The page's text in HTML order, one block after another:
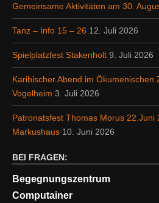
Gemeinsame Aktivitäten am 30.
Tanz – Info 15 – 26 12. Juli 2026
Spielplatzfest Stakenholt 9. Juli 2026
Karibischer Abend im Ökumenischen
Vogelheim 3. Juli 2026
Patronatsfest Thomas Morus 22.Juni
Markushaus 10. Juni 2026
BEI FRAGEN:
Begegnungszentrum
Computainer